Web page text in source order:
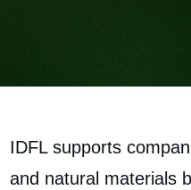
IDFL supports
and natural materials